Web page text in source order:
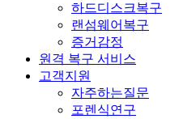
하드디스크복구
랜섬웨어복구
증거감정
원격 복구 서비스
고객지원
자주하는질문
포렌식연구